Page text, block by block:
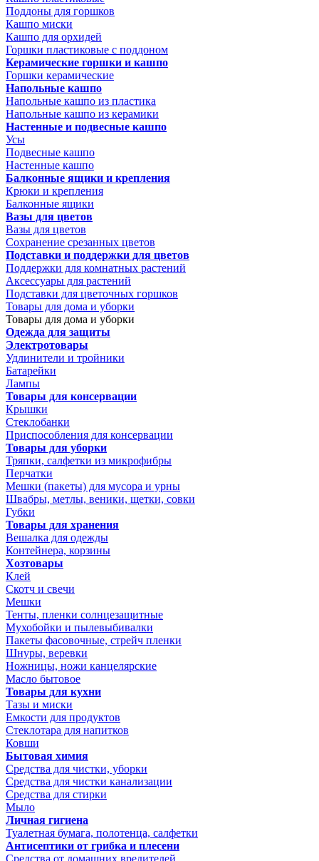
Поддоны для горшков
Кашпо миски
Кашпо для орхидей
Горшки пластиковые с поддоном
Керамические горшки и кашпо
Горшки керамические
Напольные кашпо
Напольные кашпо из пластика
Напольные кашпо из керамики
Настенные и подвесные кашпо
Усы
Подвесные кашпо
Настенные кашпо
Балконные ящики и крепления
Крюки и крепления
Балконные ящики
Вазы для цветов
Вазы для цветов
Сохранение срезанных цветов
Подставки и поддержки для цветов
Поддержки для комнатных растений
Аксессуары для растений
Подставки для цветочных горшков
Товары для дома и уборки
Товары для дома и уборки
Одежда для защиты
Электротовары
Удлинители и тройники
Батарейки
Лампы
Товары для консервации
Крышки
Стеклобанки
Приспособления для консервации
Товары для уборки
Тряпки, салфетки из микрофибры
Перчатки
Мешки (пакеты) для мусора и урны
Швабры, метлы, веники, щетки, совки
Губки
Товары для хранения
Вешалка для одежды
Контейнера, корзины
Хозтовары
Клей
Скотч и свечи
Мешки
Тенты, пленки солнцезащитные
Мухобойки и пылевыбивалки
Пакеты фасовочные, стрейч пленки
Шнуры, веревки
Ножницы, ножи канцелярские
Масло бытовое
Товары для кухни
Тазы и миски
Емкости для продуктов
Стеклотара для напитков
Ковши
Бытовая химия
Средства для чистки, уборки
Средства для чистки канализации
Средства для стирки
Мыло
Личная гигиена
Туалетная бумага, полотенца, салфетки
Антисептики от грибка и плесени
Средства от домашних вредителей